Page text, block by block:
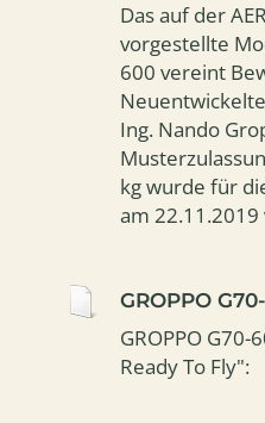
Das auf der
vorgestellte
600 vereint
Ing. Nando
kg wurde für
am
GROPPO
GROPPO
Ready To Fly":